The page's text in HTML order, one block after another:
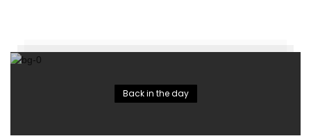
Back in the day